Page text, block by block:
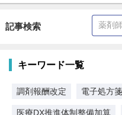
ス、資料提供などを行って
YouTubeチャンネルとLINE
記事検索
キーワード一覧
調剤報酬改定 電子処方箋
医療DX推進体制整備加算